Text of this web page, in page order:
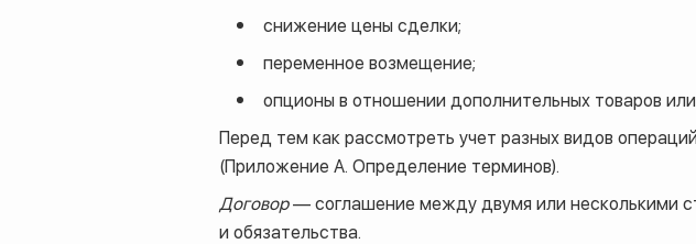
снижение цены сделки;
переменное возмещение;
опционы в отношении дополнительных товаров
Перед тем как рассмотреть учет разных видов
(Приложение А. Определение терминов).
Договор— соглашение между двумя или несколькими
и обязательства.